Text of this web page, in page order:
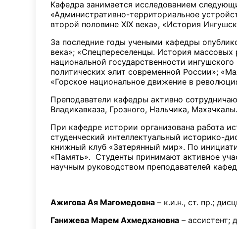
Кафедра занимается исследованием
«Административно-территориальное
второй половине XIX века», «История
За последние годы учеными кафедры
века»; «Спецпереселенцы. История
национальной государственности
политических элит современной России»;
«Горское национальное движение в
Преподаватели кафедры активно
Владикавказа, Грозного, Нальчика, Махачкалы.
При кафедре истории организована работа
студенческий интеллектуальный историко-
книжный клуб «Затерянный мир». По
«Память». Студенты принимают активное
научным руководством преподавателей
Ажигова Ая Магомедовна – к.и.н., ст. пр.;
Ганижева Марем Ахмедхановна – ассистент;